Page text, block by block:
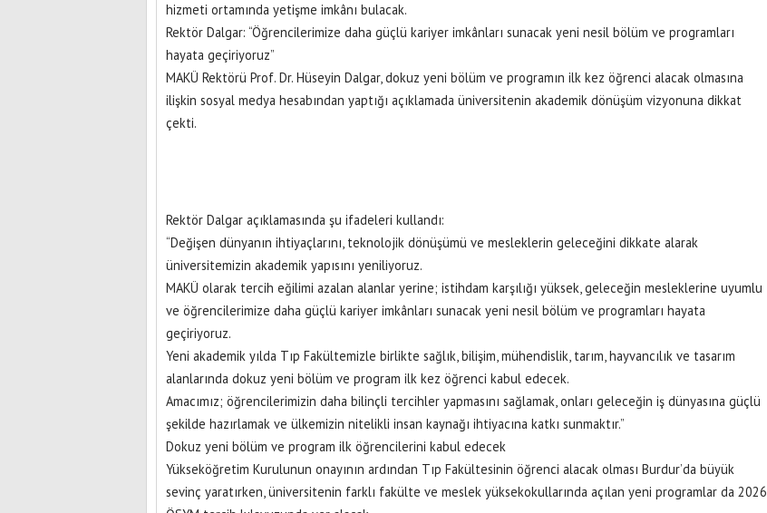
hizmeti ortamında yetişme imkânı bulacak.
Rektör Dalgar: “Öğrencilerimize daha güçlü kariyer imkânları sunacak yeni nesil bölüm ve programları
hayata geçiriyoruz”
MAKÜ Rektörü Prof. Dr. Hüseyin Dalgar, dokuz yeni bölüm ve programın ilk kez öğrenci alacak olmasına
ilişkin sosyal medya hesabından yaptığı açıklamada üniversitenin akademik dönüşüm vizyonuna dikkat
çekti.
Rektör Dalgar açıklamasında şu ifadeleri kullandı:
“Değişen dünyanın ihtiyaçlarını, teknolojik dönüşümü ve mesleklerin geleceğini dikkate alarak
üniversitemizin akademik yapısını yeniliyoruz.
MAKÜ olarak tercih eğilimi azalan alanlar yerine; istihdam karşılığı yüksek, geleceğin mesleklerine uyumlu
ve öğrencilerimize daha güçlü kariyer imkânları sunacak yeni nesil bölüm ve programları hayata
geçiriyoruz.
Yeni akademik yılda Tıp Fakültemizle birlikte sağlık, bilişim, mühendislik, tarım, hayvancılık ve tasarım
alanlarında dokuz yeni bölüm ve program ilk kez öğrenci kabul edecek.
Amacımız; öğrencilerimizin daha bilinçli tercihler yapmasını sağlamak, onları geleceğin iş dünyasına güçlü
şekilde hazırlamak ve ülkemizin nitelikli insan kaynağı ihtiyacına katkı sunmaktır.”
Dokuz yeni bölüm ve program ilk öğrencilerini kabul edecek
Yükseköğretim Kurulunun onayının ardından Tıp Fakültesinin öğrenci alacak olması Burdur’da büyük
sevinç yaratırken, üniversitenin farklı fakülte ve meslek yüksekokullarında açılan yeni programlar da 2026